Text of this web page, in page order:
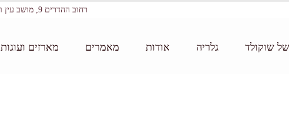
רחוב ההדרים 9, מושב עין ורד
שוקולד גלריה אודות מאמרים מארזים ועוגות